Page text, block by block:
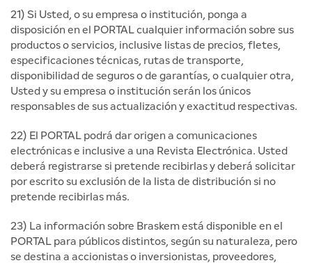
21) Si Usted, o su empresa o institución, ponga a
disposición en el PORTAL cualquier información sobre sus
productos o servicios, inclusive listas de precios, fletes,
especificaciones técnicas, rutas de transporte,
disponibilidad de seguros o de garantías, o cualquier otra,
Usted y su empresa o institución serán los únicos
responsables de sus actualización y exactitud respectivas.
22) El PORTAL podrá dar origen a comunicaciones
electrónicas e inclusive a una Revista Electrónica. Usted
deberá registrarse si pretende recibirlas y deberá solicitar
por escrito su exclusión de la lista de distribución si no
pretende recibirlas más.
23) La información sobre Braskem está disponible en el
PORTAL para públicos distintos, según su naturaleza, pero
se destina a accionistas o inversionistas, proveedores,